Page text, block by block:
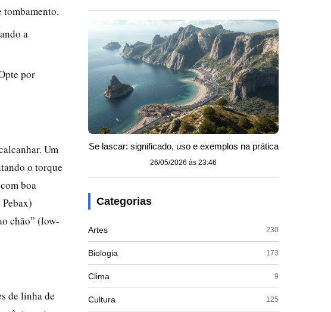
tombamento.
a
por
Um
o torque
boa
chão” (low-
de linha de
Se lascar: significado, uso e exemplos na prática
26/05/2026 às 23:46
Categorias
Artes 230
Biologia 173
Clima 9
Cultura 125